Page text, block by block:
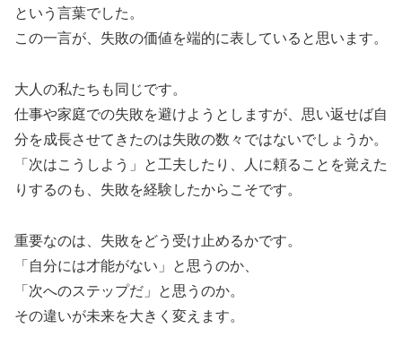
という言葉でした。
この一言が、失敗の価値を端的に表していると思います。
大人の私たちも同じです。
仕事や家庭での失敗を避けようとしますが、思い返せば自
分を成長させてきたのは失敗の数々ではないでしょうか。
「次はこうしよう」と工夫したり、人に頼ることを覚えた
りするのも、失敗を経験したからこそです。
重要なのは、失敗をどう受け止めるかです。
「自分には才能がない」と思うのか、
「次へのステップだ」と思うのか。
その違いが未来を大きく変えます。